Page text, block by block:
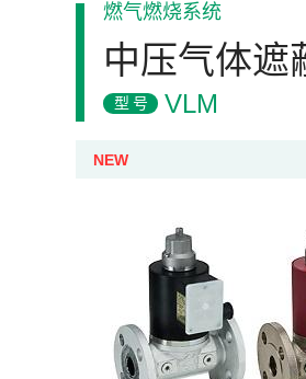
燃气燃烧系统
中压气体遮
型号 VLM
NEW